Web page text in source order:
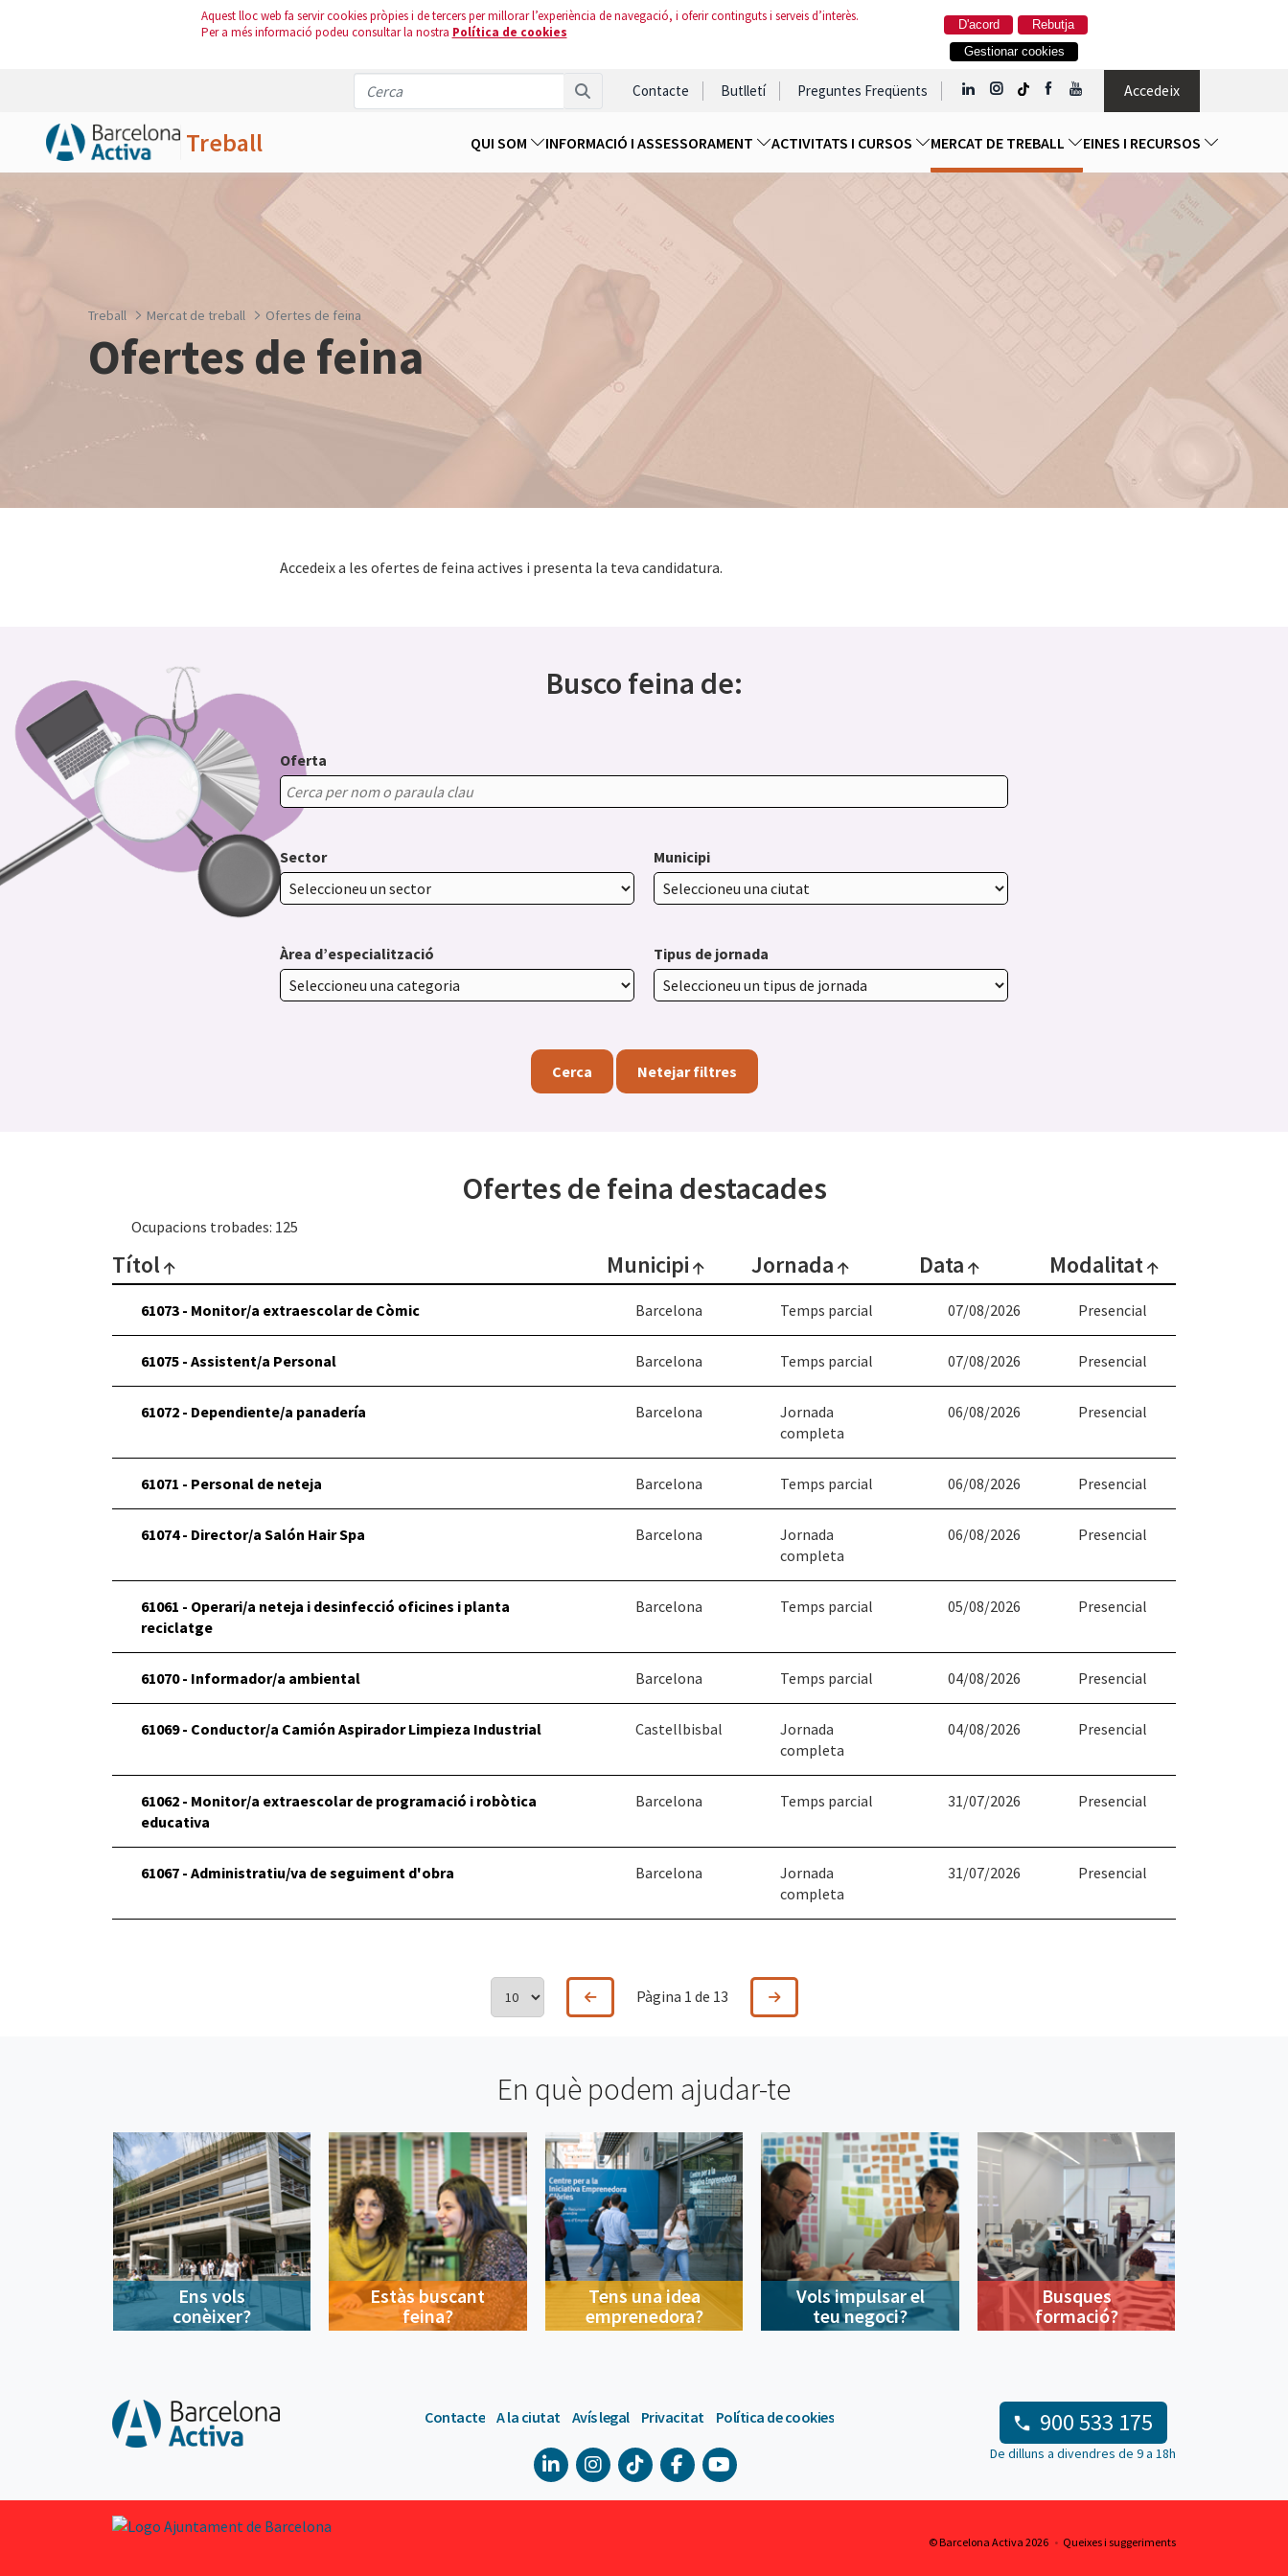
Aquest lloc web fa servir cookies pròpies i de tercers per millorar l’experiència de navegació, i oferir continguts i serveis d’interès.
Per a més informació podeu consultar la nostra Política de cookies Rebutja
D'acord
Gestionar cookies
Contacte Butlletí Preguntes Freqüents Accedeix
Treball QUI SOM INFORMACIÓ I ASSESSORAMENT ACTIVITATS I CURSOS MERCAT DE TREBALL EINES I RECURSOS
Treball Mercat de treball Ofertes de feina
Ofertes de feina
Accedeix a les ofertes de feina actives i presenta la teva candidatura.
Busco feina de:
Oferta
Sector Municipi
Àrea d’especialització Tipus de jornada
Cerca Netejar filtres
Ofertes de feina destacades
Ocupacions trobades: 125
Títol Municipi Jornada Data Modalitat
61073 - Monitor/a extraescolar de Còmic Barcelona Temps parcial 07/08/2026 Presencial
61075 - Assistent/a Personal Barcelona Temps parcial 07/08/2026 Presencial
61072 - Dependiente/a panadería Barcelona
Jornada
completa
06/08/2026 Presencial
61071 - Personal de neteja Barcelona Temps parcial 06/08/2026 Presencial
61074 - Director/a Salón Hair Spa Barcelona
Jornada
completa
06/08/2026 Presencial
61061 - Operari/a neteja i desinfecció oficines i planta
reciclatge
Barcelona Temps parcial 05/08/2026 Presencial
61070 - Informador/a ambiental Barcelona Temps parcial 04/08/2026 Presencial
61069 - Conductor/a Camión Aspirador Limpieza Industrial Castellbisbal
Jornada
completa
04/08/2026 Presencial
61062 - Monitor/a extraescolar de programació i robòtica
educativa
Barcelona Temps parcial 31/07/2026 Presencial
61067 - Administratiu/va de seguiment d'obra Barcelona
Jornada
completa
31/07/2026 Presencial
Pàgina 1 de 13
En què podem ajudar-te
Ens vols
conèixer?
Estàs buscant
feina?
Tens una idea
emprenedora?
Vols impulsar el
teu negoci?
Busques
formació?
Contacte A la ciutat Avís legal Privacitat Política de cookies 900 533 175
De dilluns a divendres de 9 a 18h
© Barcelona Activa 2026 Queixes i suggeriments